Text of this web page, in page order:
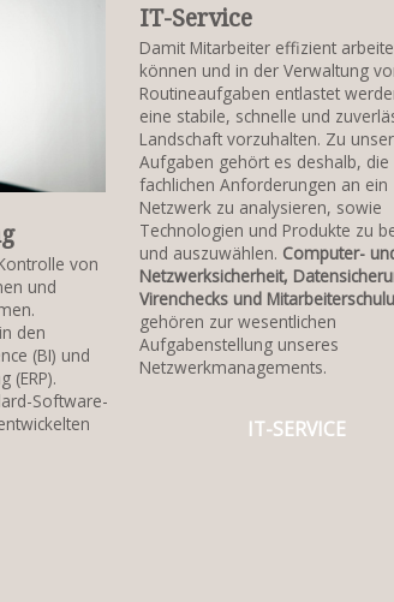
von
und
den
(BI) und
(ERP).
Software-
IT-Service
Damit Mitarbeiter effizient
können und in der Verwaltung
Routineaufgaben entlastet
eine stabile, schnelle und
Landschaft vorzuhalten. Zu
Aufgaben gehört es deshalb, die
fachlichen Anforderungen an ein
Netzwerk zu analysieren, sowie
Technologien und Produkte zu
und auszuwählen. Computer-
Netzwerksicherheit,
Virenchecks und
gehören zur wesentlichen
Aufgabenstellung unseres
Netzwerkmanagements.
IT-SERVICE